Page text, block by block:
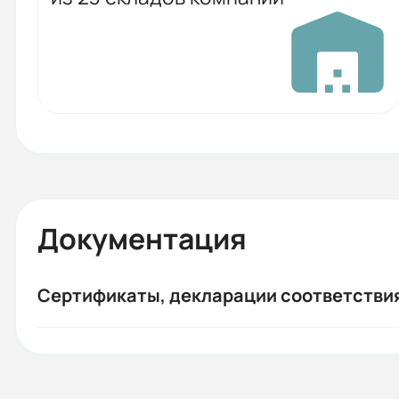
Документация
Сертификаты, декларации